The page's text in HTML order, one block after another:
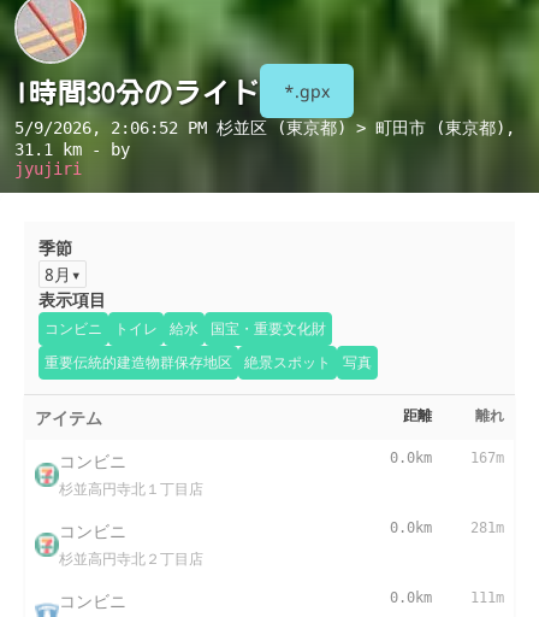
1時間30分のライド *.gpx
5/9/2026, 2:06:52 PM 杉並区 (東京都) > 町田市 (東京都) ,
31.1 km - by
jyujiri
季節
8月
表示項目
コンビニ トイレ 給水
国宝・重要文化財
重要伝統的建造物群保存地区
絶景スポット 写真
アイテム 距離 離れ
コンビニ
杉並高円寺北１丁目店
0.0km 167m
コンビニ
杉並高円寺北２丁目店
0.0km 281m
コンビニ 0.0km 111m